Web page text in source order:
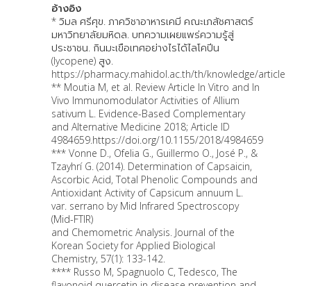
อ้างอิง
* วิมล ศรีศุข. ภาควิชาอาหารเคมี คณะเภสัชศาสตร์
มหาวิทยาลัยมหิดล. บทความเผยแพร่ความรู้สู่
ประชาชน. กินมะเขือเทศอย่างไรได้ไลโคปีน
(lycopene) สูง.
https://pharmacy.mahidol.ac.th/th/knowledge/article
** Moutia M, et al. Review Article In Vitro and In
Vivo Immunomodulator Activities of Allium
sativum L. Evidence-Based Complementary
and Alternative Medicine 2018; Article ID
4984659.https://doi.org/10.1155/2018/4984659
*** Vonne D., Ofelia G., Guillermo O., José P., &
Tzayhrí G. (2014). Determination of Capsaicin,
Ascorbic Acid, Total Phenolic Compounds and
Antioxidant Activity of Capsicum annuum L.
var. serrano by Mid Infrared Spectroscopy
(Mid-FTIR)
and Chemometric Analysis. Journal of the
Korean Society for Applied Biological
Chemistry, 57(1): 133-142.
**** Russo M, Spagnuolo C, Tedesco, The